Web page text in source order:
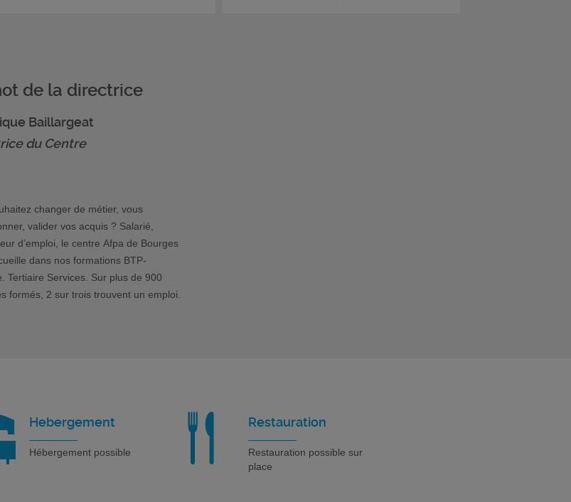
de la directrice
Baillargeat
du Centre
changer de métier, vous
valider vos acquis ? Salarié,
d’emploi, le centre Afpa de Bourges
dans nos formations BTP-
Tertiaire Services. Sur plus de 900
formés, 2 sur trois trouvent un emploi.
Hebergement
Hébergement possible
Restauration
Restauration possible sur
place